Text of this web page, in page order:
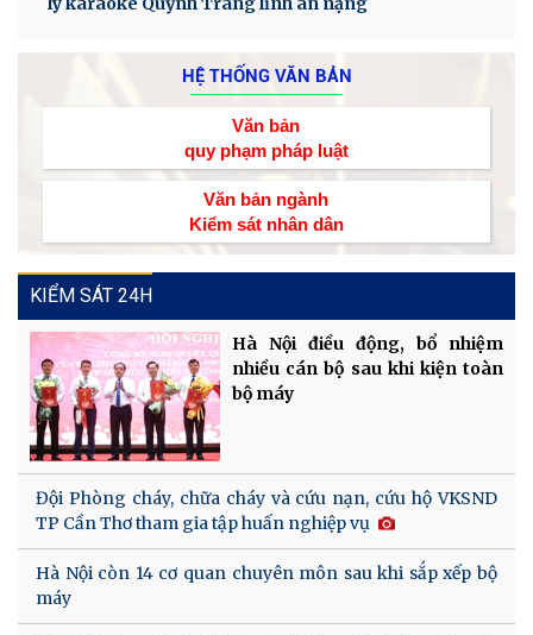
HỆ THỐNG VĂN BẢN
Văn bản
quy phạm pháp luật
Văn bản ngành
Kiểm sát nhân dân
KIỂM SÁT 24H
Hà Nội điều động, bổ nhiệm
nhiều cán bộ sau khi kiện toàn
bộ máy
Đội Phòng cháy, chữa cháy và cứu nạn, cứu hộ VKSND
TP Cần Thơ tham gia tập huấn nghiệp vụ
Hà Nội còn 14 cơ quan chuyên môn sau khi sắp xếp bộ
máy